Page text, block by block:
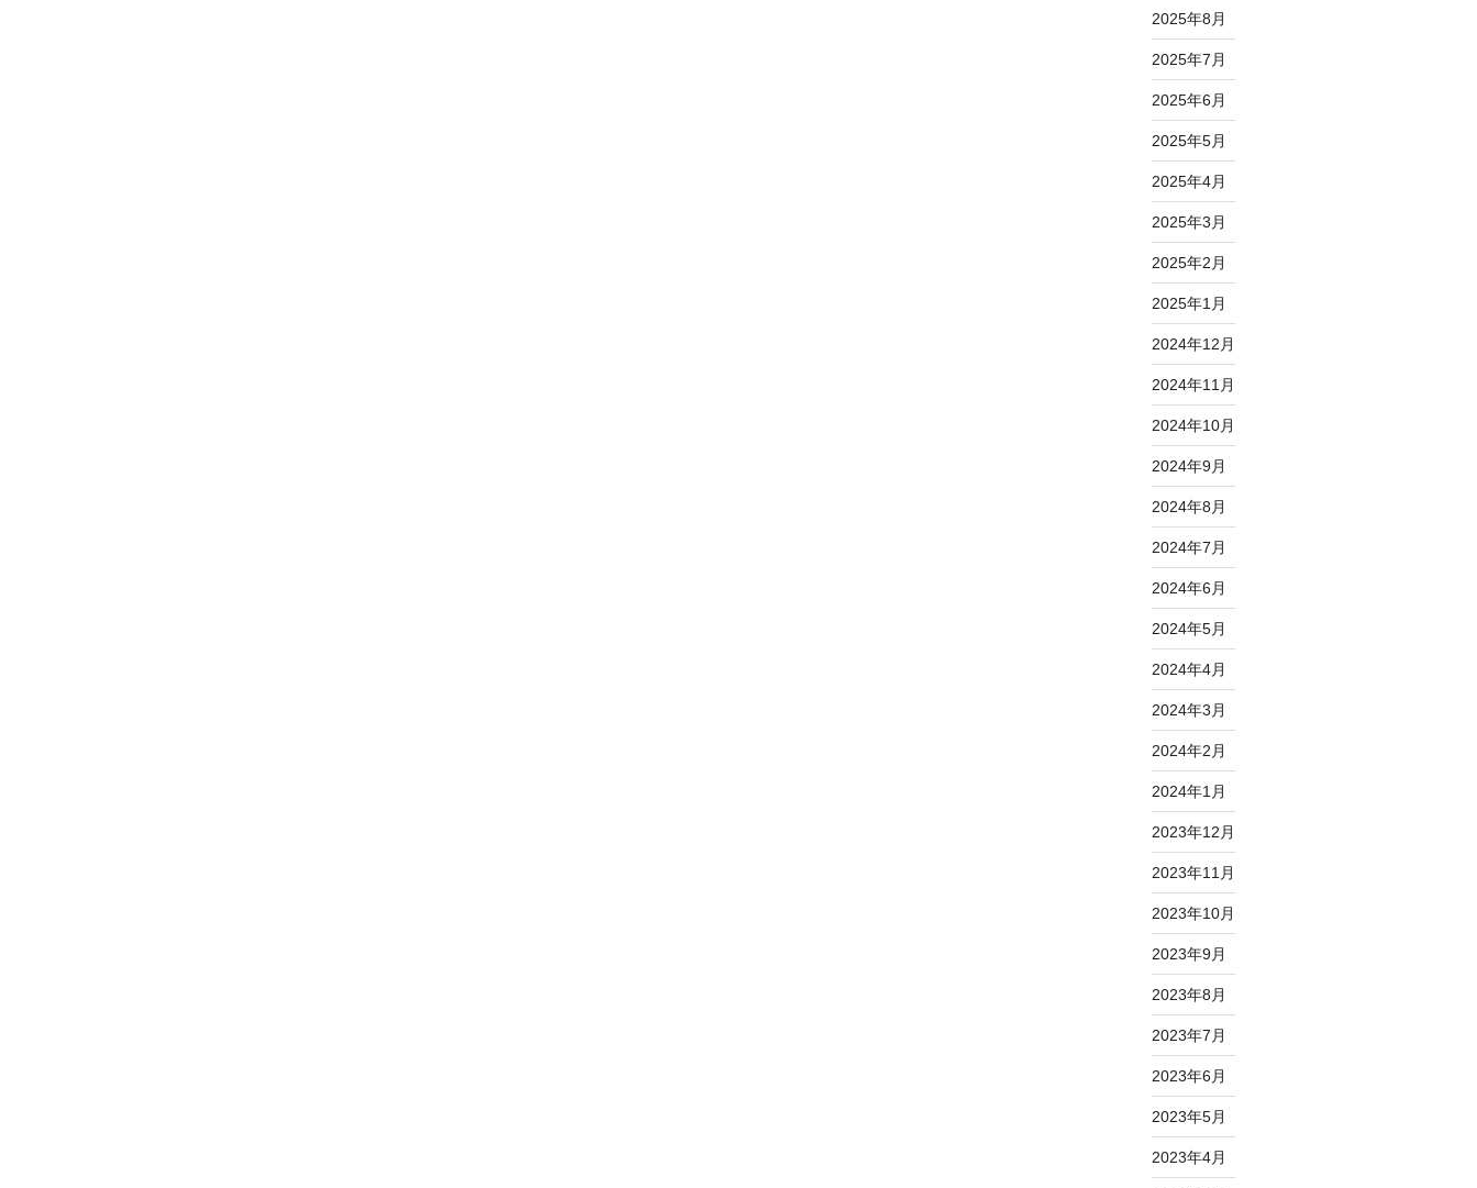
2025年8月
2025年7月
2025年6月
2025年5月
2025年4月
2025年3月
2025年2月
2025年1月
2024年12月
2024年11月
2024年10月
2024年9月
2024年8月
2024年7月
2024年6月
2024年5月
2024年4月
2024年3月
2024年2月
2024年1月
2023年12月
2023年11月
2023年10月
2023年9月
2023年8月
2023年7月
2023年6月
2023年5月
2023年4月